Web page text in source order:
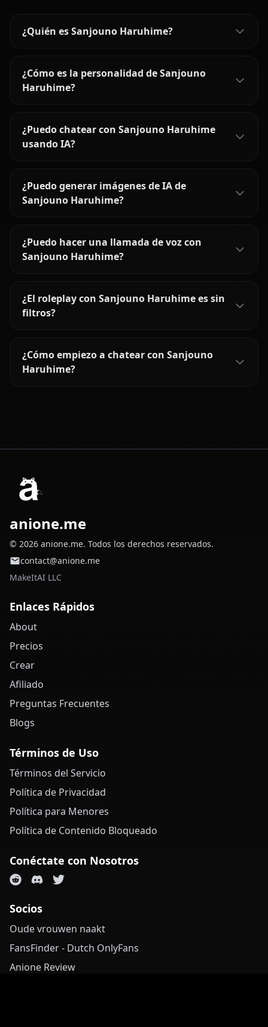
¿Quién es Sanjouno Haruhime?
¿Cómo es la personalidad de Sanjouno
Haruhime?
¿Puedo chatear con Sanjouno Haruhime
usando IA?
¿Puedo generar imágenes de IA de
Sanjouno Haruhime?
¿Puedo hacer una llamada de voz con
Sanjouno Haruhime?
¿El roleplay con Sanjouno Haruhime es sin
filtros?
¿Cómo empiezo a chatear con Sanjouno
Haruhime?
anione.me
© 2026 anione.me. Todos los derechos reservados.
contact@anione.me
MakeItAI LLC
Enlaces Rápidos
About
Precios
Crear
Afiliado
Preguntas Frecuentes
Blogs
Términos de Uso
Términos del Servicio
Política de Privacidad
Política para Menores
Política de Contenido Bloqueado
Conéctate con Nosotros
Socios
Oude vrouwen naakt
FansFinder - Dutch OnlyFans
Anione Review